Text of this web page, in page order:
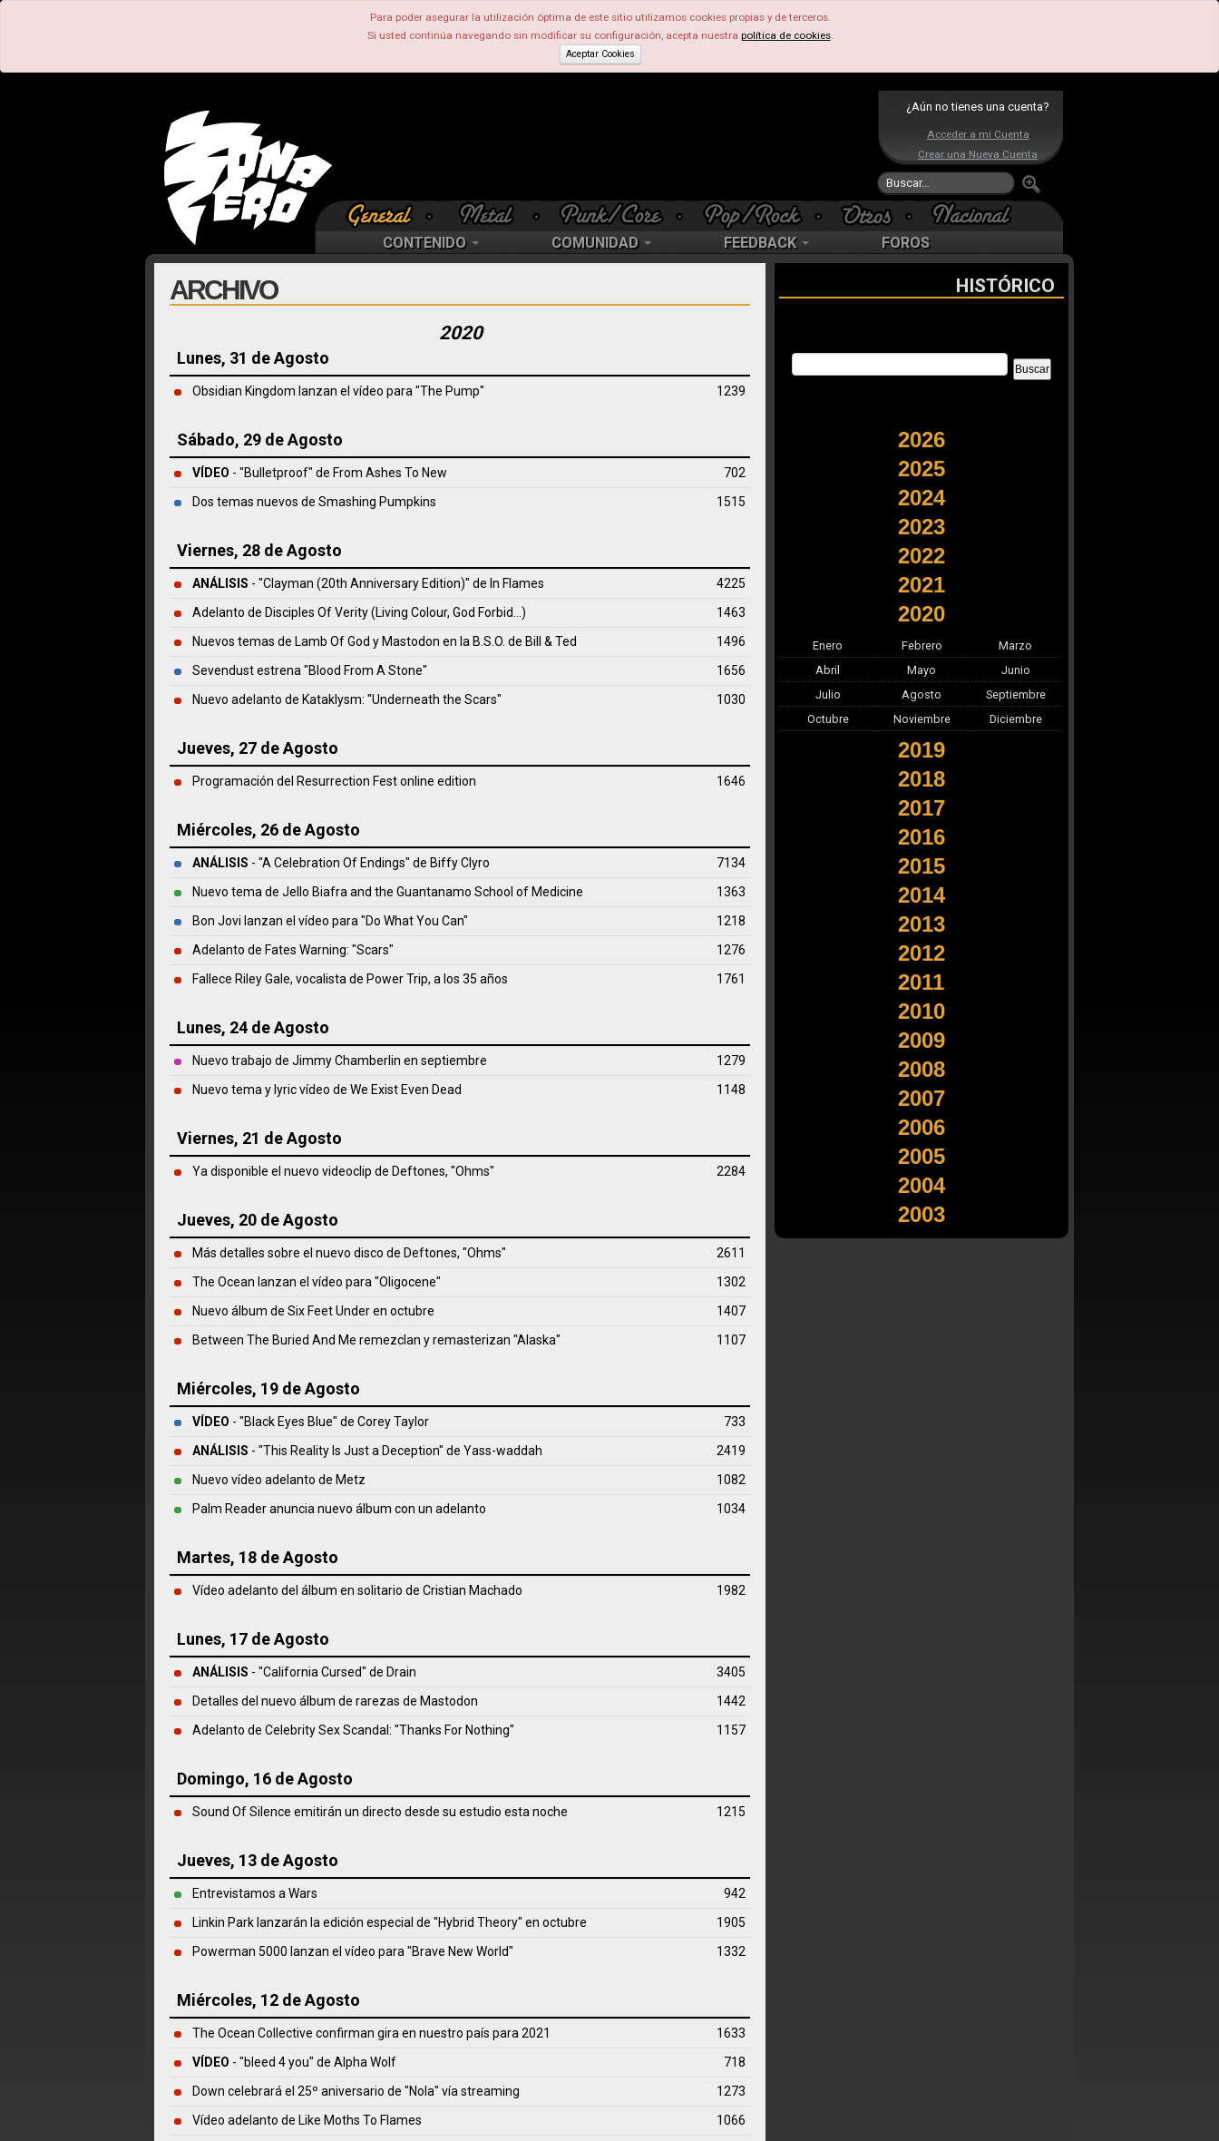
Para poder asegurar la utilización óptima de este sitio utilizamos cookies propias y de terceros.
Si usted continúa navegando sin modificar su configuración, acepta nuestra política de cookies.
Aceptar Cookies
¿Aún no tienes una cuenta?
Acceder a mi Cuenta
Crear una Nueva Cuenta
CONTENIDO COMUNIDAD FEEDBACK FOROS
ARCHIVO
2020
Lunes, 31 de Agosto
Obsidian Kingdom lanzan el vídeo para "The Pump" 1239
Sábado, 29 de Agosto
VÍDEO - "Bulletproof" de From Ashes To New
702
Dos temas nuevos de Smashing Pumpkins
1515
Viernes, 28 de Agosto
ANÁLISIS - "Clayman (20th Anniversary Edition)" de In Flames
4225
Adelanto de Disciples Of Verity (Living Colour, God Forbid...)
1463
Nuevos temas de Lamb Of God y Mastodon en la B.S.O. de Bill & Ted
1496
Sevendust estrena "Blood From A Stone"
1656
Nuevo adelanto de Kataklysm: "Underneath the Scars"
1030
Jueves, 27 de Agosto
Programación del Resurrection Fest online edition 1646
Miércoles, 26 de Agosto
ANÁLISIS - "A Celebration Of Endings" de Biffy Clyro
7134
Nuevo tema de Jello Biafra and the Guantanamo School of Medicine
1363
Bon Jovi lanzan el vídeo para "Do What You Can"
1218
Adelanto de Fates Warning: "Scars"
1276
Fallece Riley Gale, vocalista de Power Trip, a los 35 años
1761
Lunes, 24 de Agosto
Nuevo trabajo de Jimmy Chamberlin en septiembre
1279
Nuevo tema y lyric vídeo de We Exist Even Dead
1148
Viernes, 21 de Agosto
Ya disponible el nuevo videoclip de Deftones, "Ohms" 2284
Jueves, 20 de Agosto
Más detalles sobre el nuevo disco de Deftones, "Ohms"
2611
The Ocean lanzan el vídeo para "Oligocene"
1302
Nuevo álbum de Six Feet Under en octubre
1407
Between The Buried And Me remezclan y remasterizan "Alaska"
1107
Miércoles, 19 de Agosto
VÍDEO - "Black Eyes Blue" de Corey Taylor
733
ANÁLISIS - "This Reality Is Just a Deception" de Yass-waddah
2419
Nuevo vídeo adelanto de Metz
1082
Palm Reader anuncia nuevo álbum con un adelanto
1034
Martes, 18 de Agosto
Vídeo adelanto del álbum en solitario de Cristian Machado 1982
Lunes, 17 de Agosto
ANÁLISIS - "California Cursed" de Drain
3405
Detalles del nuevo álbum de rarezas de Mastodon
1442
Adelanto de Celebrity Sex Scandal: "Thanks For Nothing"
1157
Domingo, 16 de Agosto
Sound Of Silence emitirán un directo desde su estudio esta noche 1215
Jueves, 13 de Agosto
Entrevistamos a Wars
942
Linkin Park lanzarán la edición especial de "Hybrid Theory" en octubre
1905
Powerman 5000 lanzan el vídeo para "Brave New World"
1332
Miércoles, 12 de Agosto
The Ocean Collective confirman gira en nuestro país para 2021
1633
VÍDEO - "bleed 4 you" de Alpha Wolf
718
Down celebrará el 25º aniversario de "Nola" vía streaming
1273
Vídeo adelanto de Like Moths To Flames
1066
HISTÓRICO
2026
2025
2024
2023
2022
2021
2020
Enero Febrero
Marzo
Abril
Mayo
Junio
Julio
Agosto
Septiembre
Octubre
Noviembre Diciembre
2019
2018
2017
2016
2015
2014
2013
2012
2011
2010
2009
2008
2007
2006
2005
2004
2003